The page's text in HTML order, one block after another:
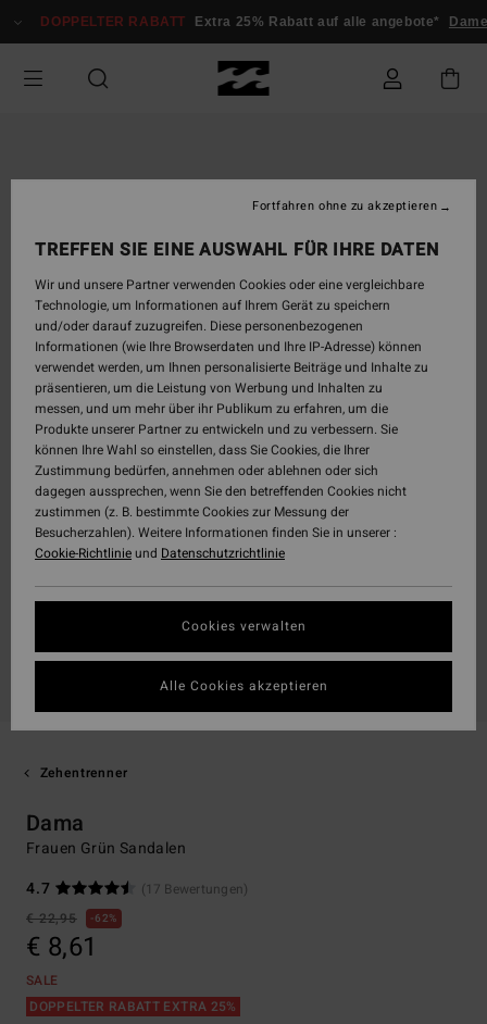
zur
springen
DOPPELTER RABATT Extra 25% Rabatt auf alle angebote*
Zehentrenner
Dama
Frauen Grün Sandalen
4.7
(17 Bewertungen)
€ 22,95
62%
€ 8,61
SALE
DOPPELTER RABATT EXTRA 25%
TREFFEN SIE EINE AUSWAHL FÜR IHRE DATEN
Wir und unsere Partner verwenden Cookies oder eine vergleichbare
Technologie, um Informationen auf Ihrem Gerät zu speichern
und/oder darauf zuzugreifen. Diese personenbezogenen
Informationen (wie Ihre Browserdaten und Ihre IP-Adresse) können
verwendet werden, um Ihnen personalisierte Beiträge und Inhalte zu
präsentieren, um die Leistung von Werbung und Inhalten zu
messen, und um mehr über ihr Publikum zu erfahren, um die
Produkte unserer Partner zu entwickeln und zu verbessern. Sie
können Ihre Wahl so einstellen, dass Sie Cookies, die Ihrer
Zustimmung bedürfen, annehmen oder ablehnen oder sich
dagegen aussprechen, wenn Sie den betreffenden Cookies nicht
zustimmen (z. B. bestimmte Cookies zur Messung der
Besucherzahlen). Weitere Informationen finden Sie in unserer :
Cookie-Richtlinieund Datenschutzrichtlinie
Cookies verwalten
Fortfahren ohne zu akzeptieren
Alle Cookies akzeptieren